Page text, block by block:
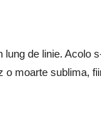
de linie. Acolo
o moarte sublima,